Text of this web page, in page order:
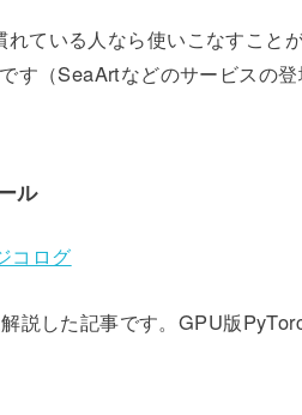
ている人なら使いこなすこと
す（SeaArtなどのサービスの登
ル
コログ
説した記事です。GPU版